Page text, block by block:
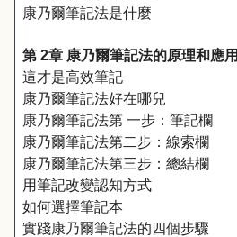
康乃爾筆記法是什麼
第 2章 康乃爾筆記法的原理和應用
這才是高效筆記
康乃爾筆記法好在哪兒
康乃爾筆記法第 一步：筆記欄
康乃爾筆記法第二步：線索欄
康乃爾筆記法第三步：總結欄
用筆記改變認知方式
如何選擇筆記本
實踐康乃爾筆記法的四個步驟